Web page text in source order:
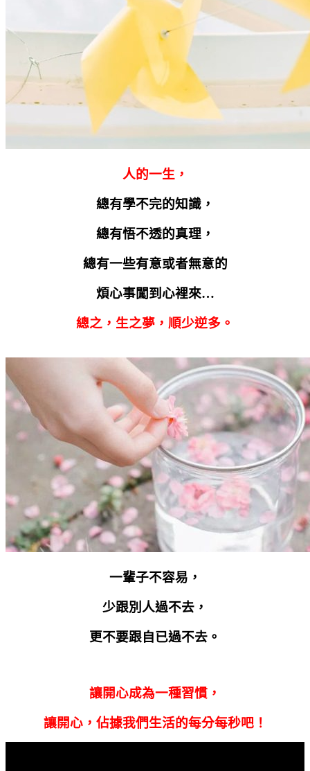
人的一生，
總有學不完的知識，
總有悟不透的真理，
總有一些有意或者無意的
煩心事闖到心裡來…
總之，生之夢，順少逆多。
一輩子不容易，
少跟別人過不去，
更不要跟自已過不去。
讓開心成為一種習慣，
讓開心，佔據我們生活的每分每秒吧！